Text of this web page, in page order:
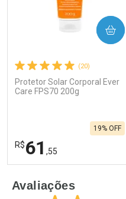
(20)
Protetor Solar Corporal Ever
Care FPS70 200g
R$61 ,55
19% OFF
COMPRAR
Avaliações